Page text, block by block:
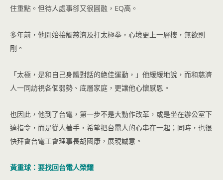
住重點。但待人處事卻又很圓融，EQ高。
多年前，他開始接觸慈濟及打太極拳，心境更上一層樓，無欲則
剛。
「太極，是和自己身體對話的絶佳運動，」他緩緩地說，而和慈濟
人一同訪視各個弱勢、底層家庭，更讓他心懷感恩。
也因此，他到了台電，第一步不是大動作改革，或是坐在辦公室下
達指令，而是從人著手，希望把台電人的心串在一起；同時，也很
快拜會台電工會理事長胡國康，展現誠意。
黃重球：要找回台電人榮耀